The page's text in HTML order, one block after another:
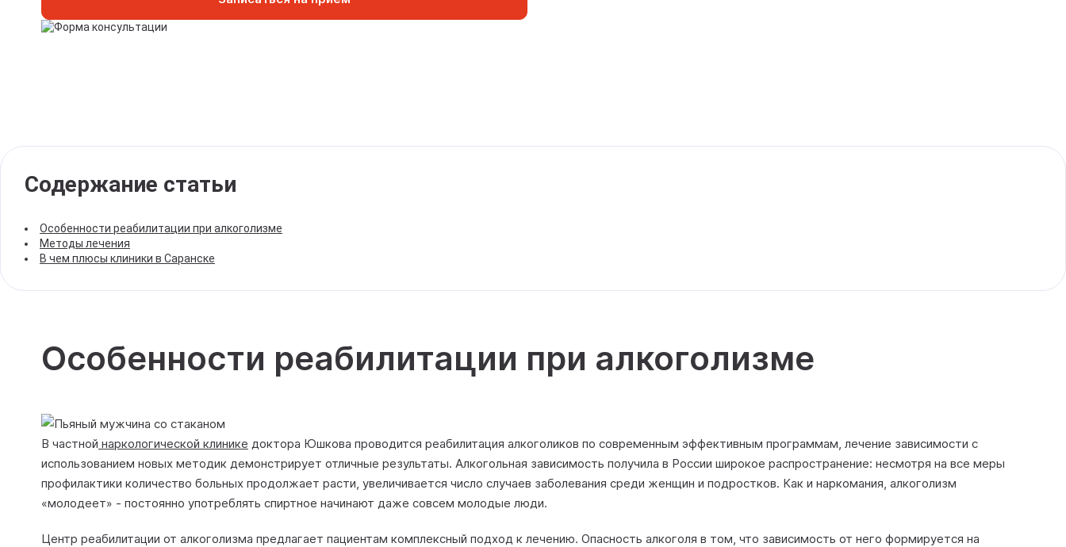
Содержание статьи
Особенности реабилитации при алкоголизме
Методы лечения
В чем плюсы клиники в Саранске
Особенности реабилитации при алкоголизме
В частной наркологической клинике доктора Юшкова проводится реабилитация алкоголиков по современным эффективным программам, лечение зависимости с
использованием новых методик демонстрирует отличные результаты. Алкогольная зависимость получила в России широкое распространение: несмотря на все меры
профилактики количество больных продолжает расти, увеличивается число случаев заболевания среди женщин и подростков. Как и наркомания, алкоголизм
«молодеет» - постоянно употреблять спиртное начинают даже совсем молодые люди.
Центр реабилитации от алкоголизма предлагает пациентам комплексный подход к лечению. Опасность алкоголя в том, что зависимость от него формируется на